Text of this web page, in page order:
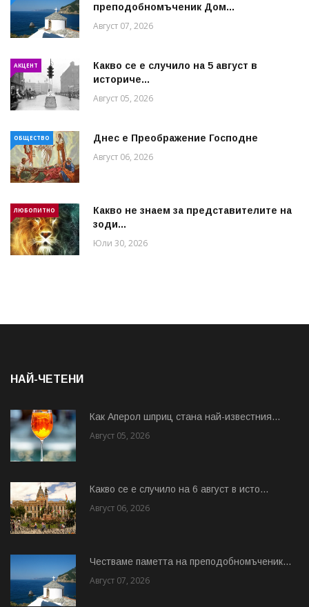
преподобномъченик Дом...
Август 07, 2026
АКЦЕНТ
Какво се е случило на 5 август в
историче...
Август 05, 2026
ОБЩЕСТВО Днес е Преображение Господне
Август 06, 2026
ЛЮБОПИТНО
Какво не знаем за представителите на
зоди...
Юли 30, 2026
НАЙ-ЧЕТЕНИ
Как Аперол шприц стана най-известния...
Август 05, 2026
Какво се е случило на 6 август в исто...
Август 06, 2026
Честваме паметта на преподобномъченик...
Август 07, 2026